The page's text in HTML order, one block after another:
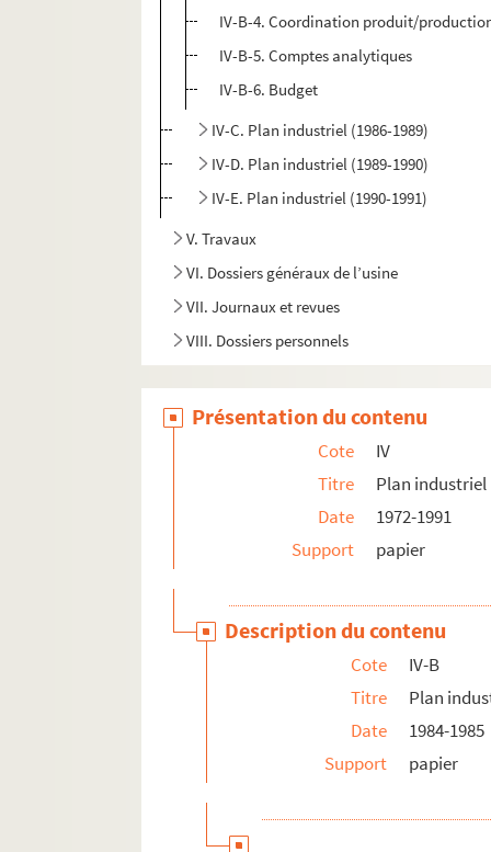
IV-B-4. Coordination produit/
IV-B-5. Comptes analytiques
IV-B-6. Budget
IV-C. Plan industriel (1986-1989)
IV-D. Plan industriel (1989-1990)
IV-E. Plan industriel (1990-1991)
V. Travaux
VI. Dossiers généraux de l’usine
VII. Journaux et revues
VIII. Dossiers personnels
Présentation du contenu
Cote
IV
Titre
Plan industriel
Date
1972-1991
Support
papier
Description du contenu
Cote
IV-B
Titre
Plan
Date
1984-1985
Support
papier